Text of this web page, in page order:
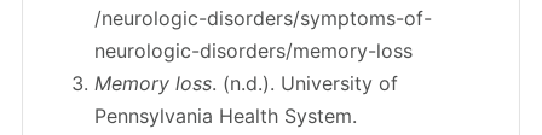
/neurologic-disorders/symptoms-of-
neurologic-disorders/memory-loss
Memory loss. (n.d.). University of
Pennsylvania Health System.